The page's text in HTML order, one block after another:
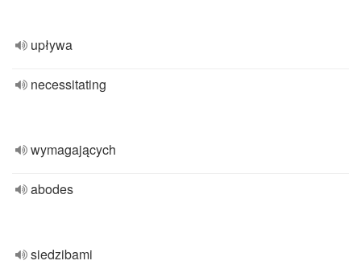
upływa
necessitating
wymagających
abodes
siedzibami